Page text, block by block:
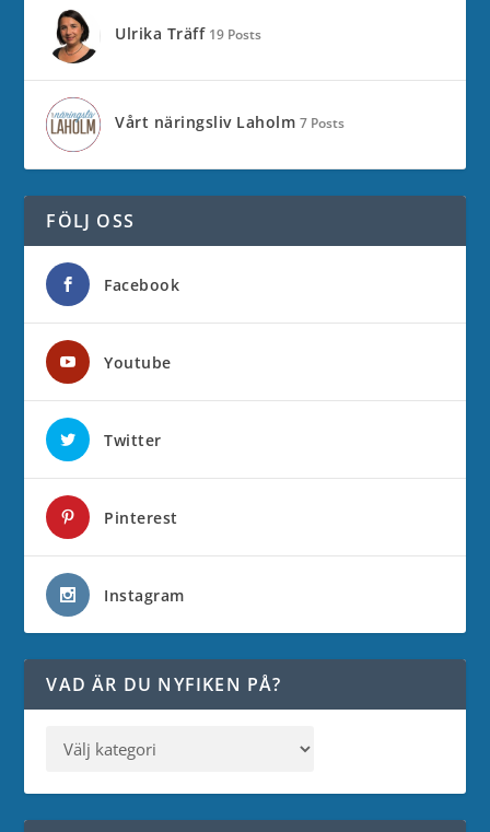
Ulrika Träff 19 Posts
Vårt näringsliv Laholm 7 Posts
FÖLJ OSS
Facebook
Youtube
Twitter
Pinterest
Instagram
VAD ÄR DU NYFIKEN PÅ?